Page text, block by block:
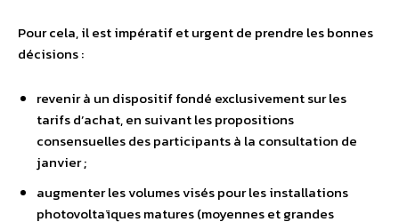
Pour cela, il est impératif et urgent de prendre les bonnes
décisions :
revenir à un dispositif fondé exclusivement sur les
tarifs d’achat, en suivant les propositions
consensuelles des participants à la consultation de
janvier ;
augmenter les volumes visés pour les installations
photovoltaïques matures (moyennes et grandes